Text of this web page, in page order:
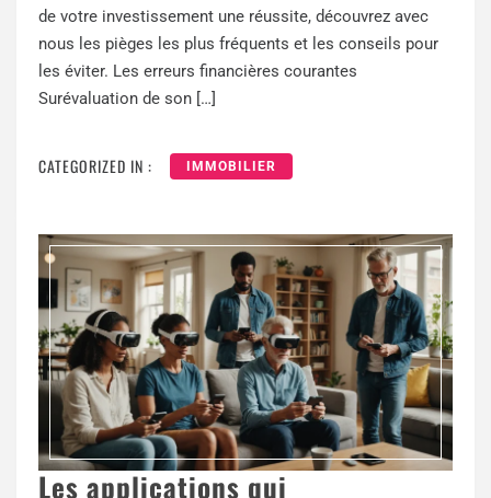
de votre investissement une réussite, découvrez avec
nous les pièges les plus fréquents et les conseils pour
les éviter. Les erreurs financières courantes
Surévaluation de son […]
CATEGORIZED IN : IMMOBILIER
Les applications qui